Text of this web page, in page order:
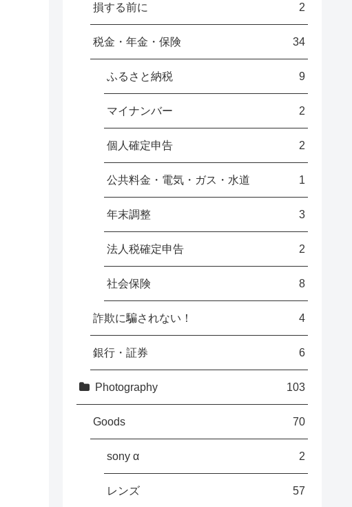
損する前に 2
税金・年金・保険 34
ふるさと納税 9
マイナンバー 2
個人確定申告 2
公共料金・電気・ガス・水道 1
年末調整 3
法人税確定申告 2
社会保険 8
詐欺に騙されない！ 4
銀行・証券 6
Photography 103
Goods 70
sony α 2
レンズ 57